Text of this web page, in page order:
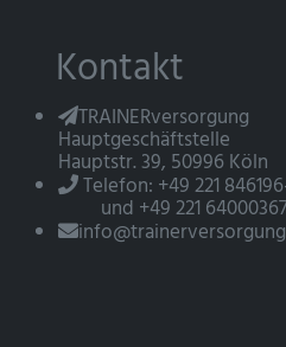
Kontakt
TRAINERversorgung
Hauptgeschäftstelle
Hauptstr. 39, 50996 Köln
Telefon: +49 221
und +49 221